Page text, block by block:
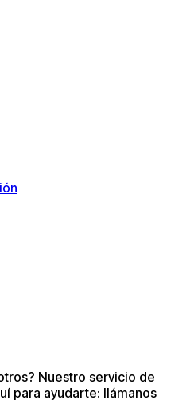
Nuestro servicio de
para ayudarte: llámanos